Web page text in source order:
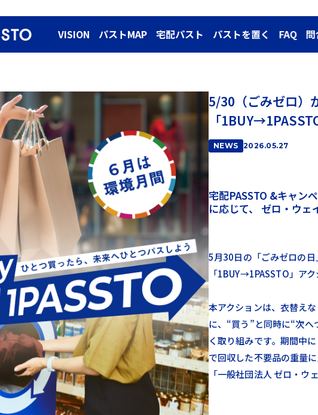
VISION パストMAP 宅配パスト パストを置く FAQ 問
5/30（ごみゼロ）
「
NEWS 2026.05.27
宅配PASSTO &キャン
に応じて、 ゼロ・ウェ
5月30日の「ごみゼロの日
「1BUY→1PASSTO」ア
本アクションは、衣替え
に、“買う”と同時に“次
く取り組みです。期間中
で回収した不要品の重量
「一般社団法人 ゼロ・ウ